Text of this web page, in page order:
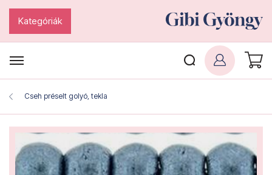
Kategóriák
Cseh préselt golyó, tekla